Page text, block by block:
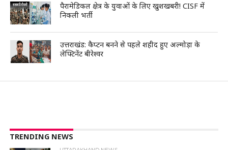
पैरामेडिकल क्षेत्र के युवाओं के लिए खुशखबरी! CISF में
निकली भर्ती
उत्तराखंड: कैप्टन बनने से पहले शहीद हुए अल्मोड़ा के
लेफ्टिनेंट बीरेश्वर
TRENDING NEWS